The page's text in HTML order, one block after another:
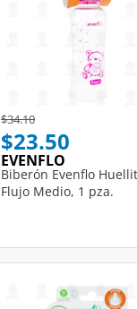
Price reduced from
$34.10to
$23.50
EVENFLO
Biberón Evenflo
Flujo Medio, 1 pza.